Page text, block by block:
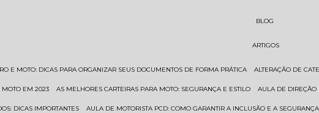
BLOG
ARTIGOS
E MOTO: DICAS PARA ORGANIZAR SEUS DOCUMENTOS DE FORMA PRÁTICA ALTERAÇÃO DE
MOTO EM 2023 AS MELHORES CARTEIRAS PARA MOTO: SEGURANÇA E ESTILO AULA DE
DICAS IMPORTANTES AULA DE MOTORISTA PCD: COMO GARANTIR A INCLUSÃO E A